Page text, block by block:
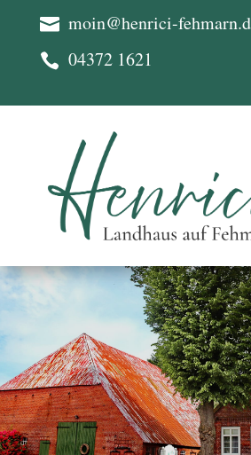
 moin@henrici-
 04372 1621